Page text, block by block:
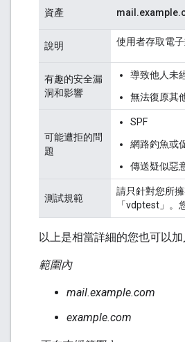
資產
說明 使用者存取電
有趣的安全漏
洞和影響
導致他人未
無法復原其
可能遭拒的問
題
SPF
網路釣魚或
傳送疑似惡
測試規範
請只針對您所
「vdptest」。
以上是相當詳細的您也可以
範圍內
mail.example.com
example.com